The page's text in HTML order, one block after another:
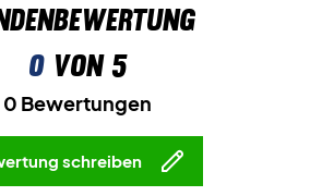
0von 5
0 Bewertungen
schreiben